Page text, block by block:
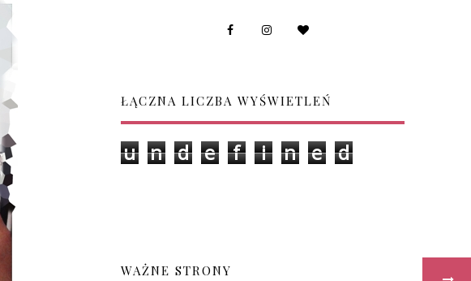
ŁĄCZNA LICZBA WYŚWIETLEŃ
u n d e f i n e d
WAŻNE STRONY